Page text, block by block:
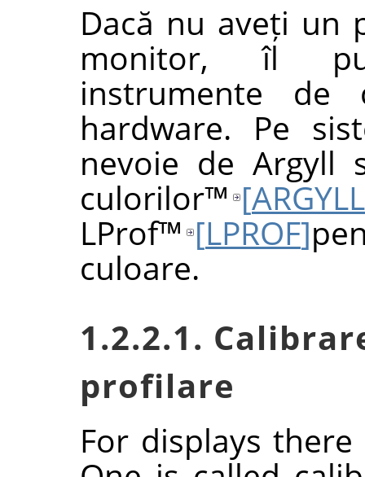
Dacă nu aveți un
monitor, îl
instrumente de
hardware. Pe
nevoie de Argyll
culorilor™ [
LProf™ [LPROF]
culoare.
1.2.2.1.
profilare
For displays